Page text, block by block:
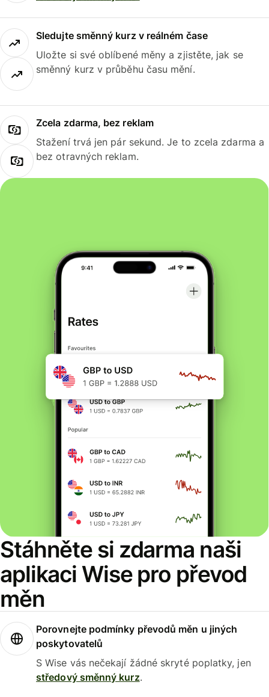
Sledujte směnný kurz v reálném čase
Uložte si své oblíbené měny a zjistěte, jak se
směnný kurz v průběhu času mění.
Zcela zdarma, bez reklam
Stažení trvá jen pár sekund. Je to zcela zdarma a
bez otravných reklam.
Stáhněte si zdarma naši
aplikaci Wise pro převod
měn
Porovnejte podmínky převodů měn u jiných
poskytovatelů
S Wise vás nečekají žádné skryté poplatky, jen
středový směnný kurz.